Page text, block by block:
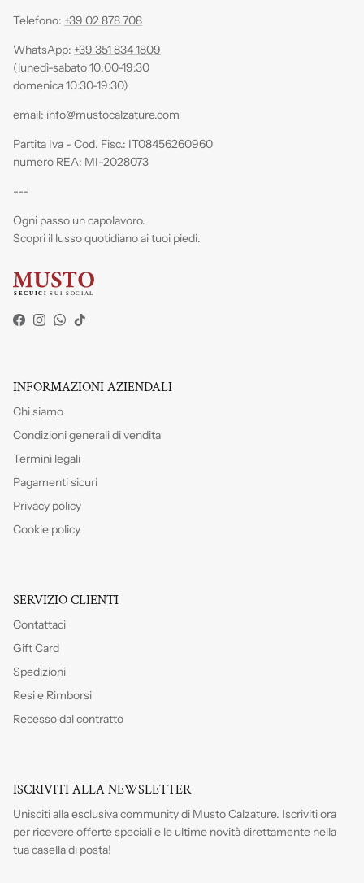
Telefono: +39 02 878 708
WhatsApp: +39 351 834 1809
(lunedì-sabato 10:00-19:30
domenica 10:30-19:30)
email: info@mustocalzature.com
Partita Iva - Cod. Fisc.: IT08456260960
numero REA: MI-2028073
---
Ogni passo un capolavoro.
Scopri il lusso quotidiano ai tuoi piedi.
Facebook
Instagram
WhatsApp
TikTok
INFORMAZIONI AZIENDALI
Chi siamo
Condizioni generali di vendita
Termini legali
Pagamenti sicuri
Privacy policy
Cookie policy
SERVIZIO CLIENTI
Contattaci
Gift Card
Spedizioni
Resi e Rimborsi
Recesso dal contratto
ISCRIVITI ALLA NEWSLETTER
Unisciti alla esclusiva community di Musto Calzature. Iscrivitiora
per ricevere offerte speciali e le ultime novità direttamente nella
tua casella di posta!